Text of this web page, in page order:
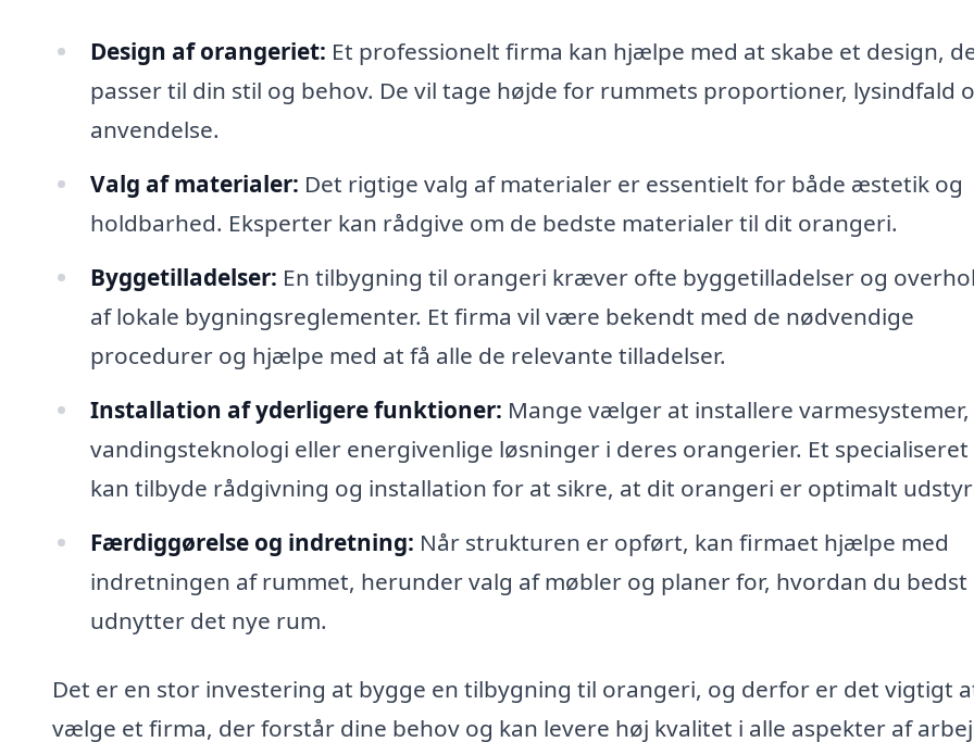
Design af orangeriet: Et professionelt firma kan hjælpe med at skabe et design,
passer til din stil og behov. De vil tage højde for rummets proportioner, lysindfald
anvendelse.
Valg af materialer: Det rigtige valg af materialer er essentielt for både æstetik og
holdbarhed. Eksperter kan rådgive om de bedste materialer til dit orangeri.
Byggetilladelser: En tilbygning til orangeri kræver ofte byggetilladelser og
af lokale bygningsreglementer. Et firma vil være bekendt med de nødvendige
procedurer og hjælpe med at få alle de relevante tilladelser.
Installation af yderligere funktioner: Mange vælger at installere varmesystemer,
vandingsteknologi eller energivenlige løsninger i deres orangerier. Et
kan tilbyde rådgivning og installation for at sikre, at dit orangeri er optimalt
Færdiggørelse og indretning: Når strukturen er opført, kan firmaet hjælpe med
indretningen af rummet, herunder valg af møbler og planer for, hvordan du bedst
udnytter det nye rum.
Det er en stor investering at bygge en tilbygning til orangeri, og derfor er det vigtigt
vælge et firma, der forstår dine behov og kan levere høj kvalitet i alle aspekter af